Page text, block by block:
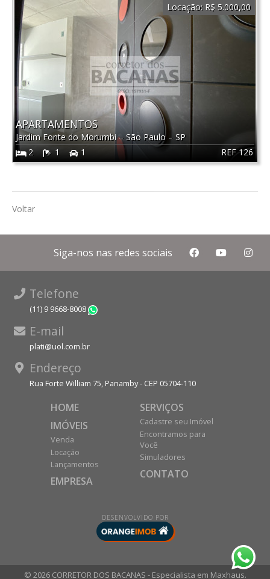
REF 126
APARTAMENTOS
Jardim Fonte do Morumbi– São Paulo – SP
2
1 1
Locação: R$ 5.000,00
Voltar
Siga-nos nas redes sociais
Telefone
(11) 9 9668-8008
E-mail
plati@uol.com.br
Endereço
Rua Forte William 75, Panamby - CEP 05704-110
HOME
IMÓVEIS
Venda
Locação
Lançamentos
EMPRESA
SERVIÇOS
Cadastre seu Imóvel
Encontramos para
Você
Simuladores
CONTATO
DESENVOLVIDO POR
© 2026 CORRETOR DOS BACANAS - Especialista em Maxhaus.